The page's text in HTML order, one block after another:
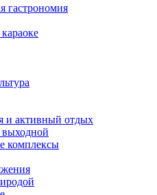
гастрономия
и активный отдых
выходной
комплексы